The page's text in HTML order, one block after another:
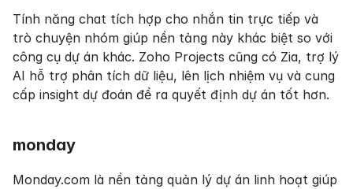
Tính năng chat tích hợp cho nhắn tin trực tiếp và
trò chuyện nhóm giúp nền tảng này khác biệt so với
công cụ dự án khác. Zoho Projects cũng có Zia, trợ lý
AI hỗ trợ phân tích dữ liệu, lên lịch nhiệm vụ và cung
cấp insight dự đoán để ra quyết định dự án tốt hơn.
monday
Monday.com là nền tảng quản lý dự án linh hoạt giúp